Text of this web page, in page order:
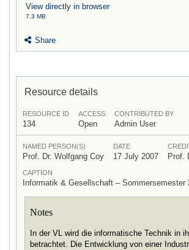
View directly in browser
7.3 MB
Share
Resource details
RESOURCE ID
134
ACCESS
Open
CONTRIBUTED BY
Admin User
NAMED PERSON(S)
Prof. Dr. Wolfgang Coy
DATE
17 July 2007 Prof.
CAPTION
Informatik & Gesellschaft – Sommersemester
Notes
In der VL wird die informatische Technik in
betrachtet. Die Entwicklung von einer